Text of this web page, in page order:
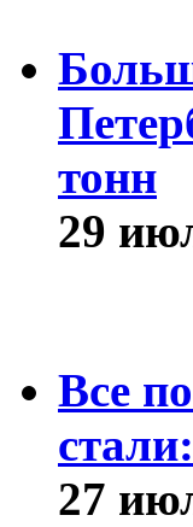
тонн
29
Все
27